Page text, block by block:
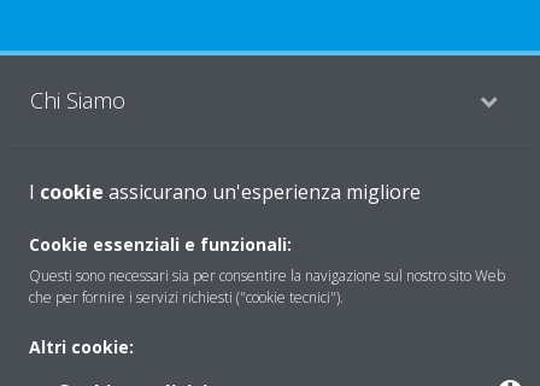
Chi Siamo
Soluzioni
Contattaci
Periodo di supporto definito
I cookie assicurano un'esperienza migliore
Cookie essenziali e funzionali:
Questi sono necessari sia per consentire la navigazione sul nostro sito Web
che per fornire i servizi richiesti ("cookie tecnici").
Altri cookie: